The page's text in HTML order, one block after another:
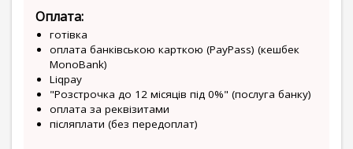
Оплата:
готівка
оплата банківською карткою (PayPass) (кешбек
MonoBank)
Liqpay
"Розстрочка до 12 місяців під 0%" (послуга банку)
оплата за реквізитами
післяплати (без передоплат)